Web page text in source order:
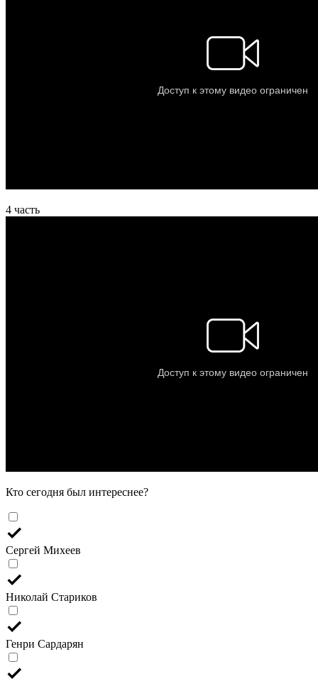
4 часть
Кто сегодня был интереснее?
Сергей Михеев
Николай Стариков
Генри Сардарян